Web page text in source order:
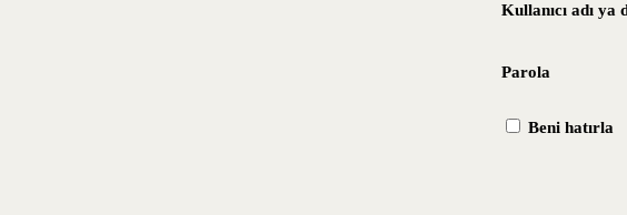
Kullanıcı adı ya
Parola
Beni hatırla